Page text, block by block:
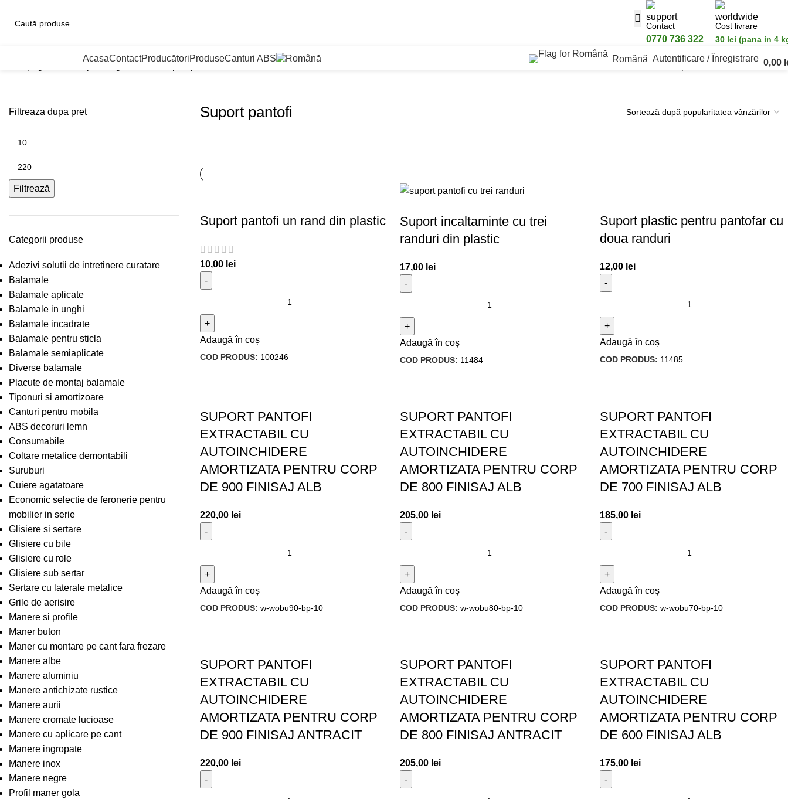
Contact
0770 736 322
Cost livrare
30 lei (pana in 4
AcasaContactProducătoriProduseCanturi ABS Română Autentificare / Înregistrare 0,00
Afișez toate cele 11 rezultate
Filtreaza dupa pret
Filtrează
Categorii produse
Adezivi solutii de intretinere curatare
Balamale
Balamale aplicate
Balamale in unghi
Balamale incadrate
Balamale pentru sticla
Balamale semiaplicate
Diverse balamale
Placute de montaj balamale
Tiponuri si amortizoare
Canturi pentru mobila
ABS decoruri lemn
Consumabile
Coltare metalice demontabili
Suruburi
Cuiere agatatoare
Economic selectie de feronerie pentru
mobilier in serie
Glisiere si sertare
Glisiere cu bile
Glisiere cu role
Glisiere sub sertar
Sertare cu laterale metalice
Grile de aerisire
Manere si profile
Maner buton
Maner cu montare pe cant fara frezare
Manere albe
Manere aluminiu
Manere antichizate rustice
Manere aurii
Manere cromate lucioase
Manere cu aplicare pe cant
Manere ingropate
Manere inox
Manere negre
Profil maner gola
Suport pantofi
Suport pantofi un rand din plastic
10,00 lei
Adaugă în coș
COD PRODUS: 100246
Suport incaltaminte cu trei
randuri din plastic
17,00 lei
Adaugă în coș
COD PRODUS: 11484
Suport plastic pentru pantofar cu
doua randuri
12,00 lei
Adaugă în coș
COD PRODUS: 11485
SUPORT PANTOFI
EXTRACTABIL CU
AUTOINCHIDERE
AMORTIZATA PENTRU CORP
DE 900 FINISAJ ALB
220,00 lei
Adaugă în coș
COD PRODUS: w-wobu90-bp-10
SUPORT PANTOFI
EXTRACTABIL CU
AUTOINCHIDERE
AMORTIZATA PENTRU CORP
DE 800 FINISAJ ALB
205,00 lei
Adaugă în coș
COD PRODUS: w-wobu80-bp-10
SUPORT PANTOFI
EXTRACTABIL CU
AUTOINCHIDERE
AMORTIZATA PENTRU CORP
DE 700 FINISAJ ALB
185,00 lei
Adaugă în coș
COD PRODUS: w-wobu70-bp-10
SUPORT PANTOFI
EXTRACTABIL CU
AUTOINCHIDERE
AMORTIZATA PENTRU CORP
DE 900 FINISAJ ANTRACIT
220,00 lei
SUPORT PANTOFI
EXTRACTABIL CU
AUTOINCHIDERE
AMORTIZATA PENTRU CORP
DE 800 FINISAJ ANTRACIT
205,00 lei
SUPORT PANTOFI
EXTRACTABIL CU
AUTOINCHIDERE
AMORTIZATA PENTRU CORP
DE 600 FINISAJ ALB
175,00 lei